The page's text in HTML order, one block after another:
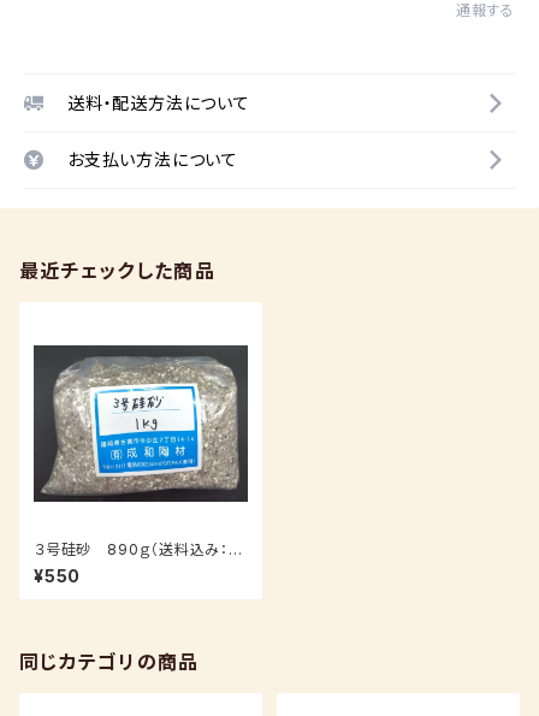
通報する
送料・配送方法について
お支払い方法について
最近チェックした商品
３号硅砂 890ｇ（送料込み：ク
ロネコパケット）
¥550
同じカテゴリの商品